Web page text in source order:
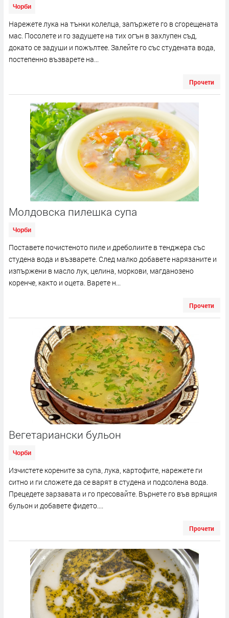
Чорби
Нарежете лука на тънки колелца, запържете го в сгорещената
мас. Посолете и го задушете на тих огън в захлупен съд,
докато се задуши и пожълтее. Залейте го със студената вода,
постепенно възварете на...
Прочети
Молдовска пилешка супа
Чорби
Поставете почистеното пиле и дреболиите в тенджера със
студена вода и възварете. След малко добавете нарязаните и
изпържени в масло лук, целина, моркови, магданозено
коренче, както и оцета. Варете н...
Прочети
Вегетариански бульон
Чорби
Изчистете корените за супа, лука, картофите, нарежете ги
ситно и ги сложете да се варят в студена и подсолена вода.
Прецедете зарзавата и го пресовайте. Върнете го във врящия
бульон и добавете фидето....
Прочети